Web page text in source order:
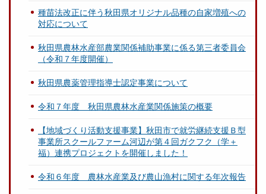
種苗法改正に伴う秋田県オリジナル品種の自家増殖への
対応について
秋田県農林水産部農業関係補助事業に係る第三者委員会
（令和７年度開催）
秋田県農薬管理指導士認定事業について
令和７年度 秋田県農林水産業関係施策の概要
【地域づくり活動支援事業】秋田市で就労継続支援Ｂ型
事業所スクールファーム河辺が第４回ガクフク（学＋
福）連携プロジェクトを開催しました！
令和６年度 農林水産業及び農山漁村に関する年次報告